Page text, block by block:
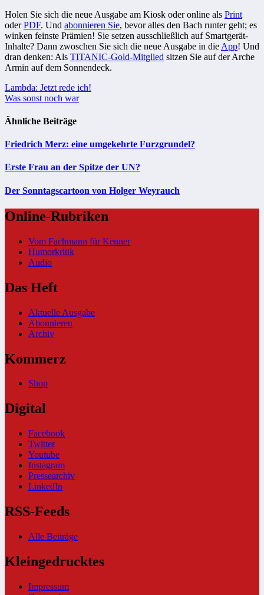
Holen Sie sich die neue Ausgabe am Kiosk oder online als Print
oderPDF. Und abonnieren Sie, bevor alles den Bach runter geht; es
winken feinste Prämien! Sie setzen ausschließlich auf Smartgerät-
Inhalte? Dann zwoschen Sie sich die neue Ausgabe in die App! Und
dran denken: Als TITANIC-Gold-Mitglied sitzen Sie auf der Arche
Armin auf dem Sonnendeck.
Beitragsnavigation
Lambda: Jetzt rede ich!
Was sonst noch war
Ähnliche Beiträge
Friedrich Merz: eine umgekehrte Furzgrundel?
Erste Frau an der Spitze der UN?
Der Sonntagscartoon von Holger Weyrauch
Online-Rubriken
Vom Fachmann für Kenner
Humorkritik
Audio
Das Heft
Aktuelle Ausgabe
Abonnieren
Archiv
Kommerz
Shop
Digital
Facebook
Twitter
Youtube
Instagram
Pressearchiv
LinkedIn
RSS-Feeds
Alle Beiträge
Kleingedrucktes
Impressum